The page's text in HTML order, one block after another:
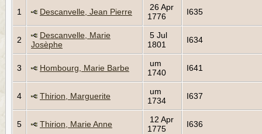
1 Descanvelle, Jean Pierre
26 Apr
1776
I635
2
Descanvelle, Marie
Josèphe
5 Jul
1801
I634
3 Hombourg, Marie Barbe
um
1740
I641
4 Thirion, Marguerite
um
1734
I637
5 Thirion, Marie Anne
12 Apr
1775
I636